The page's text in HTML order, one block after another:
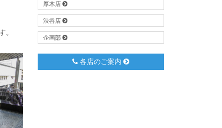
。
厚木店
渋谷店
企画部
各店のご案内